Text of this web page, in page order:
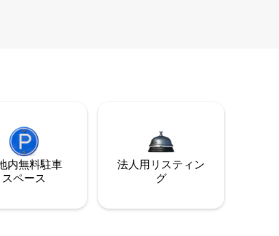
内無料駐⁠車
ス⁠ペ⁠ー⁠ス
法人用リスティン
グ